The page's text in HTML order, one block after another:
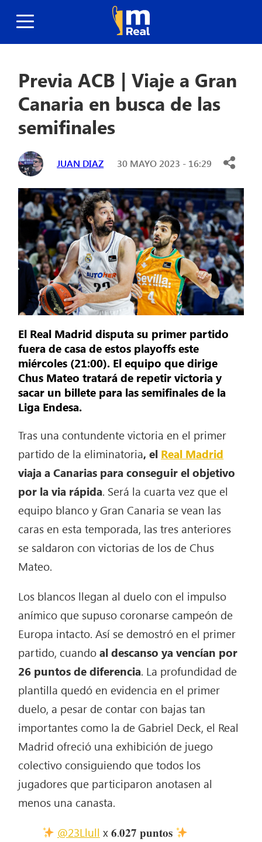
Previa ACB | Viaje a Gran
Canaria en busca de las
semifinales
JUAN DIAZ 30 MAYO 2023 - 16:29
El Real Madrid disputa su primer partido
fuera de casa de estos playoffs este
miércoles (21:00). El equipo que dirige
Chus Mateo tratará de repetir victoria y
sacar un billete para las semifinales de la
Liga Endesa.
Tras una contundente victoria en el primer
partido de la eliminatoria, el Real Madrid
viaja a Canarias para conseguir el objetivo
por la via rápida. Será la cuarta vez que el
equipo blanco y Gran Canaria se vean las
caras en esta temporada, las tres anteriores
se saldaron con victorias de los de Chus
Mateo.
Los blancos llegan al duelo con el impulso
anímico que supuso coronarse campeón de
Europa intacto. Así se demostró en el primer
partido, cuandoal descanso ya vencían por
26 puntos de diferencia. La profundidad de
plantilla quedó en evidencia en el primer
duelo, a pesar de contar con bajas tan
importantes como la de Gabriel Deck, el Real
Madrid ofreció una exhibición de juego
colectivo consiguiendo que todos los
jugadores que participaron anotasen al
menos una canasta.
@23Llull x 𝟔.𝟎𝟐𝟕 𝐩𝐮𝐧𝐭𝐨𝐬